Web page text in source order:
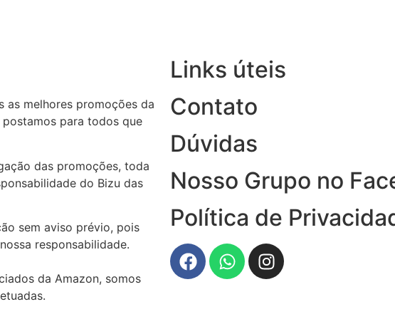
as melhores promoções da
para todos que
das promoções, toda
do Bizu das
sem aviso prévio, pois
responsabilidade.
da Amazon, somos
Links úteis
Contato
Dúvidas
Nosso Grupo no
Política de